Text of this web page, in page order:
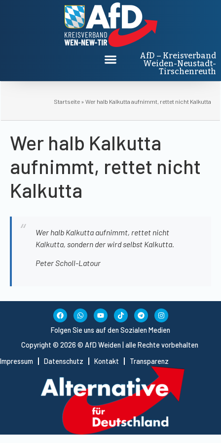
AfD – Kreisverband
Weiden-Neustadt-
Tirschenreuth
Startseite » Wer halb Kalkutta aufnimmt, rettet nicht Kalkutta
Wer halb Kalkutta
aufnimmt, rettet nicht
Kalkutta
Wer halb Kalkutta aufnimmt, rettet nicht
Kalkutta, sondern der wird selbst Kalkutta.
Peter Scholl-Latour
Copyright © 2026 © AfD Weiden | alle Rechte vorbehalten
Impressum
Datenschutz Kontakt Transparenz
Folgen Sie uns auf den Sozialen Medien